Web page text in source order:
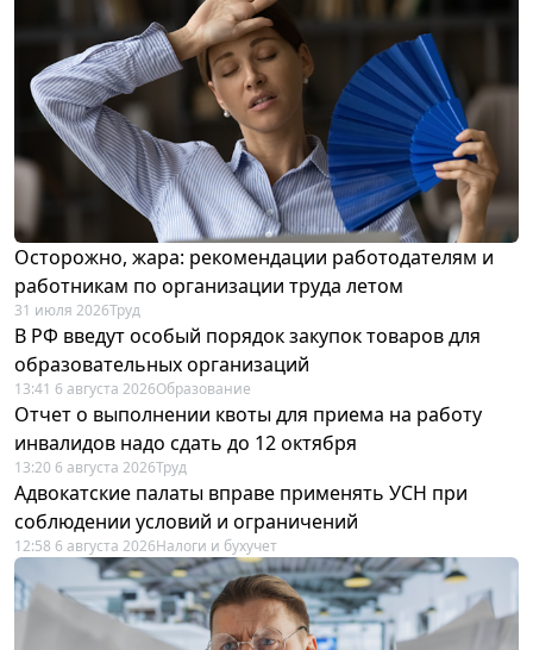
Осторожно, жара: рекомендации работодателям и
работникам по организации труда летом
31 июля 2026Труд
В РФ введут особый порядок закупок товаров для
образовательных организаций
13:41 6 августа 2026Образование
Отчет о выполнении квоты для приема на работу
инвалидов надо сдать до 12 октября
13:20 6 августа 2026Труд
Адвокатские палаты вправе применять УСН при
соблюдении условий и ограничений
12:58 6 августа 2026Налоги и бухучет